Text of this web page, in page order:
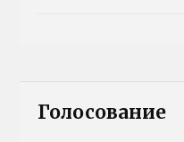
Голосование